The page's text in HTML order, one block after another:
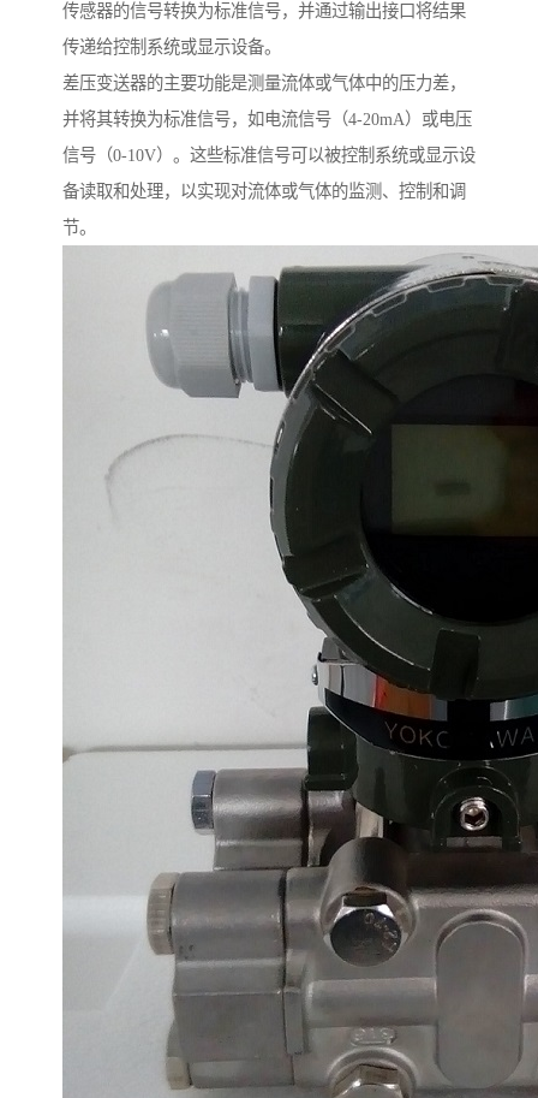
传感器的信号转换为标准信号，并通过输出接口将结果
传递给控制系统或显示设备。
差压变送器的主要功能是测量流体或气体中的压力差，
并将其转换为标准信号，如电流信号（4-20mA）或电压
信号（0-10V）。这些标准信号可以被控制系统或显示设
备读取和处理，以实现对流体或气体的监测、控制和调
节。